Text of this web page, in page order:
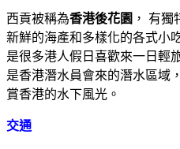
西貢被稱為香港後花園 ， 有獨
新鮮的海產和多樣化的各式小
是很多港人假日喜歡來一日輕
是香港潛水員會來的潛水區域
賞香港的水下風光。
交通